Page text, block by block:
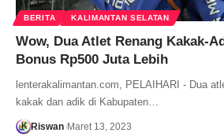
BERITA KALIMANTAN SELATAN
Wow, Dua Atlet Renang Kakak-
Bonus Rp500 Juta Lebih
lenterakalimantan.com, PELAIHARI - Dua
kakak dan adik di Kabupaten…
Riswan Maret 13, 2023